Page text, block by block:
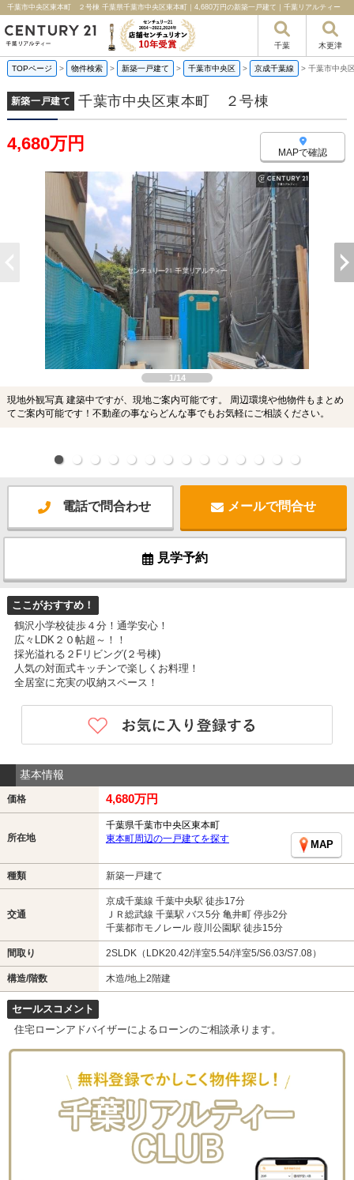
千葉市中央区東本町 ２号棟 千葉県千葉市中央区東本町｜4,680万円の新築一戸建て｜千葉リアルティー
千葉 木更津
TOPページ > 物件検索 > 新築一戸建て > 千葉市中央区 > 京成千葉線 > 千葉市中央
新築一戸建て 千葉市中央区東本町 ２号棟
4,680万円 MAPで確認
1/14
現地外観写真 建築中ですが、現地ご案内可能です。 周辺環境や他物件もまとめ
てご案内可能です！不動産の事ならどんな事でもお気軽にご相談ください。
電話で問合わせ メールで問合せ
見学予約
ここがおすすめ！
鶴沢小学校徒歩４分！通学安心！
広々LDK２０帖超～！！
採光溢れる２Fリビング(２号棟)
人気の対面式キッチンで楽しくお料理！
全居室に充実の収納スペース！
基本情報
価格 4,680万円
所在地
千葉県千葉市中央区東本町
東本町周辺の一戸建てを探す
MAP
種類 新築一戸建て
交通
京成千葉線 千葉中央駅 徒歩17分
ＪＲ総武線 千葉駅 バス5分 亀井町 停歩2分
千葉都市モノレール 葭川公園駅 徒歩15分
間取り 2SLDK（LDK20.42/洋室5.54/洋室5/S6.03/S7.08）
構造/階数 木造/地上2階建
セールスコメント
住宅ローンアドバイザーによるローンのご相談承ります。